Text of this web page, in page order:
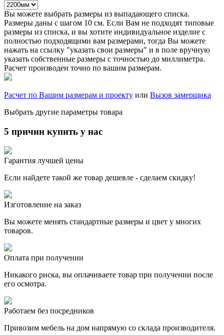
Вы можете выбрать размеры из выпадающего списка.
Размеры даны с шагом 10 см. Если Вам не подходят типовые
размеры из списка, и вы хотите индивидуальное изделие с
полностью подходящими вам размерами, тогда Вы можете
нажать на ссылку "указать свои размеры" и в поле вручную
указать собственные размеры с точностью до миллиметра.
Расчет производен точно по вашим размерам.
Расчет по Вашим размерам и проекту или Вызов замерщика
Выбрать другие параметры товара
5 причин купить у нас
Гарантия лучшей цены
Если найдете такой же товар дешевле - сделаем скидку!
Изготовление на заказ
Вы можете менять стандартные размеры и цвет у многих
товаров.
Оплата при получении
Никакого риска, вы оплачиваете товар при получении после
его осмотра.
Работаем без посредников
Привозим мебель на дом напрямую со склада производителя.